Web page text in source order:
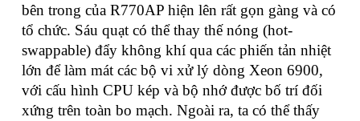
bên trong của R770AP hiện lên rất gọn gàng và có
tổ chức. Sáu quạt có thể thay thế nóng (hot-
swappable) đẩy không khí qua các phiến tản nhiệt
lớn để làm mát các bộ vi xử lý dòng Xeon 6900,
với cấu hình CPU kép và bộ nhớ được bố trí đối
xứng trên toàn bo mạch. Ngoài ra, ta có thể thấy